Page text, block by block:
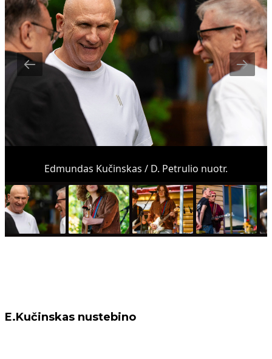
Edmundas Kučinskas / D. Petrulio nuotr.
E.Kučinskas nustebino